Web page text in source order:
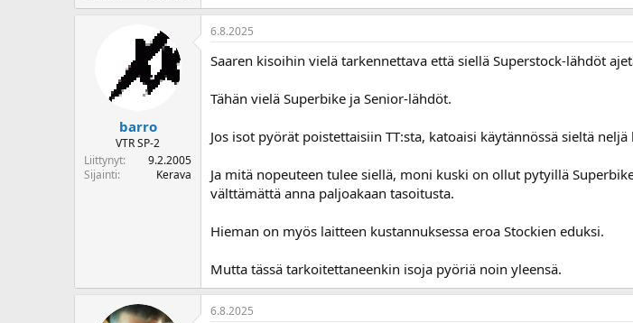
barro
VTR SP-2
Liittynyt
9.2.2005
Sijainti
Kerava
6.8.2025
Saaren kisoihin vielä tarkennettava että siellä Superstock-lähdöt
Tähän vielä Superbike ja Senior-lähdöt.
Jos isot pyörät poistettaisiin TT:sta, katoaisi käytännössä sieltä neljä
Ja mitä nopeuteen tulee siellä, moni kuski on ollut pytyillä
välttämättä anna paljoakaan tasoitusta.
Hieman on myös laitteen kustannuksessa eroa Stockien eduksi.
Mutta tässä tarkoitettaneenkin isoja pyöriä noin yleensä.
6.8.2025